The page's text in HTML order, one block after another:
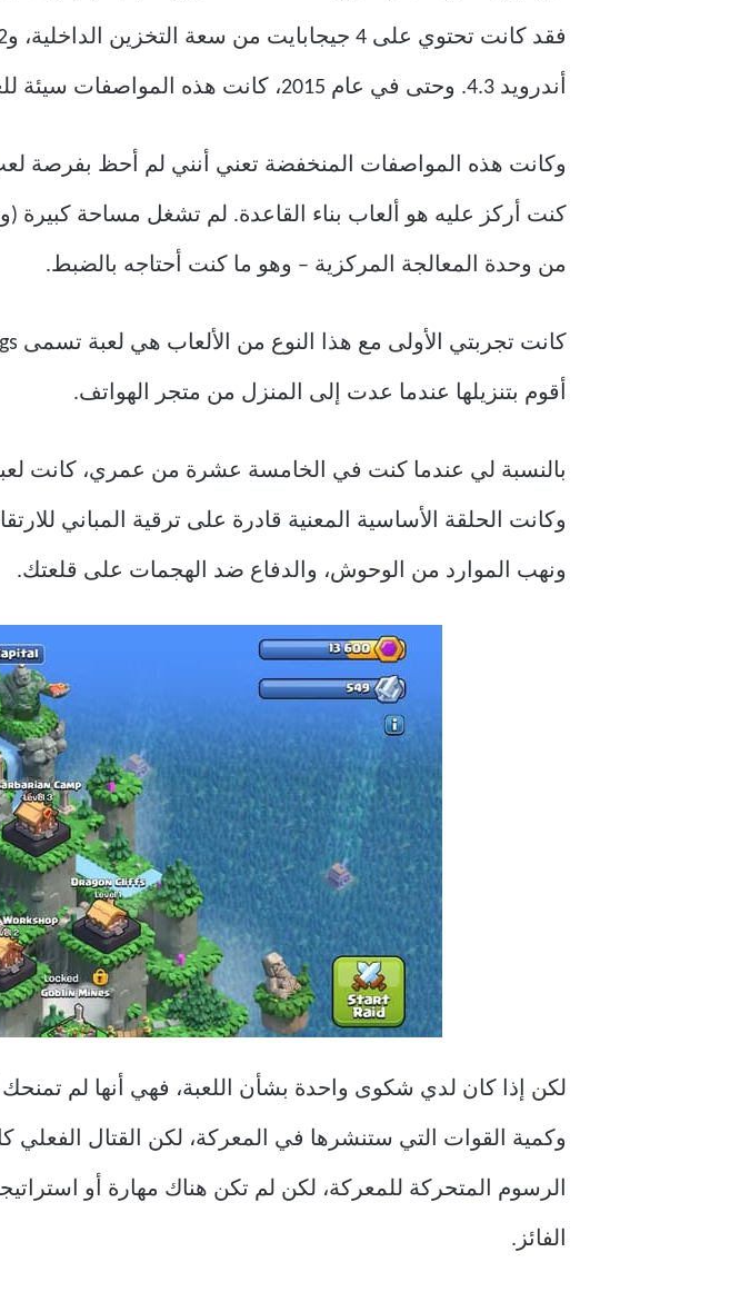
أندرويد 4.3. وحتى في عام 2015، كانت هذه المواصفات سيئة للغاية.
وكانت هذه المواصفات المنخفضة تعني أنني لم أحظ بفرصة
كنت أركز عليه هو ألعاب بناء القاعدة. لم تشغل مساحة كبيرة
من وحدة المعالجة المركزية – وهو ما كنت أحتاجه بالضبط.
أقوم بتنزيلها عندما عدت إلى المنزل من متجر الهواتف.
وكانت الحلقة الأساسية المعنية قادرة على ترقية المباني
ونهب الموارد من الوحوش، والدفاع ضد الهجمات على قلعتك.
لكن إذا كان لدي شكوى واحدة بشأن اللعبة، فهي أنها لم
وكمية القوات التي ستنشرها في المعركة، لكن القتال
الرسوم المتحركة للمعركة، لكن لم تكن هناك مهارة أو
الفائز.